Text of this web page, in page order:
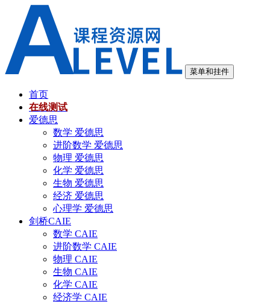
菜单和挂件
首页
在线测试
爱德思
数学 爱德思
进阶数学 爱德思
物理 爱德思
化学 爱德思
生物 爱德思
经济 爱德思
心理学 爱德思
剑桥CAIE
数学 CAIE
进阶数学 CAIE
物理 CAIE
生物 CAIE
化学 CAIE
经济学 CAIE